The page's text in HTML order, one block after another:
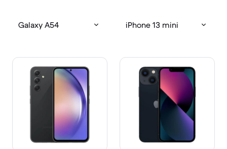
Galaxy A54 iPhone 13 mini